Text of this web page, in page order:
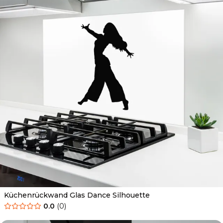
Küchenrückwand Glas Dance Silhouette
0.0 (0)
Ab 69.90 € 34.90